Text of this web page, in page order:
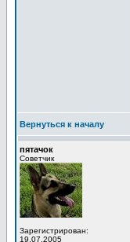
Вернуться к началу
пятачок
Советчик
Зарегистрирован:
19.07.2005